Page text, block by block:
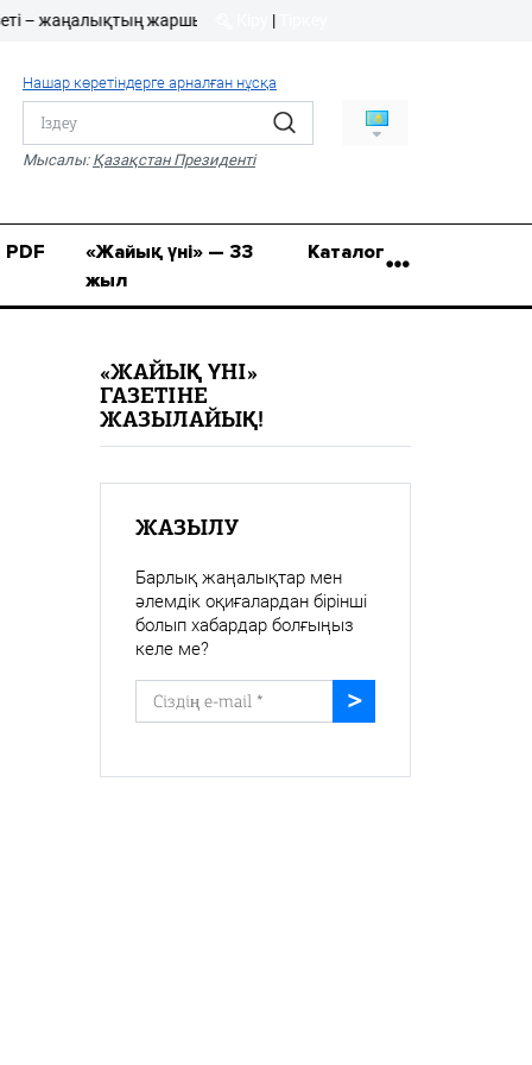
8 (7112) 50-86-31
Қ.Жұмағалиев (Фрунзе)
жаршысы! |
Нашар көретіндерге арналған нұсқа
Мысалы: Қазақстан Президенті
PDF
«Жайық үні» — 33
жыл
Каталог
«ЖАЙЫҚ ҮНІ»
ГАЗЕТІНЕ
ЖАЗЫЛАЙЫҚ!
ЖАЗЫЛУ
Барлық жаңалықтар мен
әлемдік оқиғалардан бірінші
болып хабардар болғыңыз
келе ме?